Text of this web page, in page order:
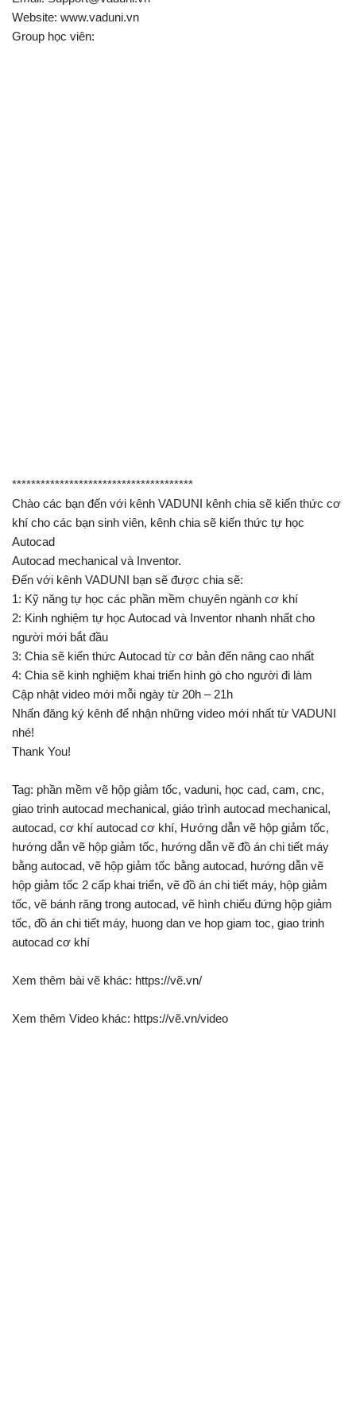
Website: www.vaduni.vn
Group học viên:
**************************************
Chào các bạn đến với kênh VADUNI kênh chia sẽ kiến thức cơ
khí cho các bạn sinh viên, kênh chia sẽ kiến thức tự học
Autocad
Autocad mechanical và Inventor.
Đến với kênh VADUNI bạn sẽ được chia sẽ:
1: Kỹ năng tự học các phần mềm chuyên ngành cơ khí
2: Kinh nghiệm tự học Autocad và Inventor nhanh nhất cho
người mới bắt đầu
3: Chia sẽ kiến thức Autocad từ cơ bản đến nâng cao nhất
4: Chia sẽ kinh nghiệm khai triển hình gò cho người đi làm
Cập nhật video mới mỗi ngày từ 20h – 21h
Nhấn đăng ký kênh để nhận những video mới nhất từ VADUNI
nhé!
Thank You!
Tag: phần mềm vẽ hộp giảm tốc, vaduni, học cad, cam, cnc,
giao trinh autocad mechanical, giáo trình autocad mechanical,
autocad, cơ khí autocad cơ khí, Hướng dẫn vẽ hộp giảm tốc,
hướng dẫn vẽ hộp giảm tốc, hướng dẫn vẽ đồ án chi tiết máy
bằng autocad, vẽ hộp giảm tốc bằng autocad, hướng dẫn vẽ
hộp giảm tốc 2 cấp khai triển, vẽ đồ án chi tiết máy, hộp giảm
tốc, vẽ bánh răng trong autocad, vẽ hình chiếu đứng hộp giảm
tốc, đồ án chi tiết máy, huong dan ve hop giam toc, giao trinh
autocad cơ khí
Xem thêm bài vẽ khác: https://vẽ.vn/
Xem thêm Video khác: https://vẽ.vn/video